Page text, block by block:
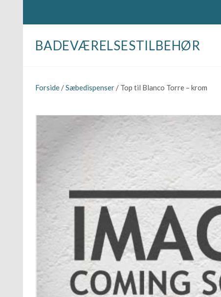
BADEVÆRELSESTILBEHØR
Forside /Sæbedispenser / Top til Blanco Torre – krom